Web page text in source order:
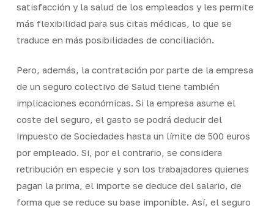
satisfacción y la salud de los empleados y les permite
más flexibilidad para sus citas médicas, lo que se
traduce en más posibilidades de conciliación.
Pero, además, la contratación por parte de la empresa
de un seguro colectivo de Salud tiene también
implicaciones económicas. Si la empresa asume el
coste del seguro, el gasto se podrá deducir del
Impuesto de Sociedades hasta un límite de 500 euros
por empleado. Si, por el contrario, se considera
retribución en especie y son los trabajadores quienes
pagan la prima, el importe se deduce del salario, de
forma que se reduce su base imponible. Así, el seguro